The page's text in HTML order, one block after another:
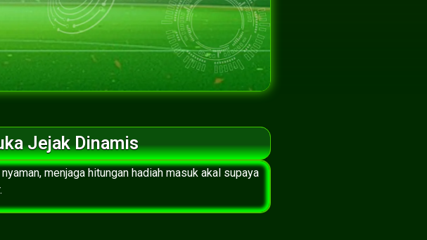
Jejak Dinamis
menjaga hitungan hadiah masuk akal supaya